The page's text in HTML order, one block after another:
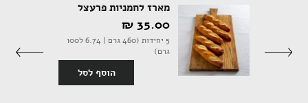
מארז לחמניות פרעצל
35.00 ‏₪
5 יחידות (460 גרם | 6.74 ל100
גרם)
הוסף לסל
ביצים וחלב
נרות וריחות
ילדים